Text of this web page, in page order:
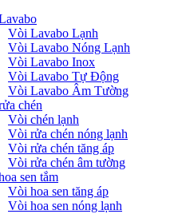
Vòi Lavabo Lạnh
Vòi Lavabo Nóng Lạnh
Vòi Lavabo Inox
Vòi Lavabo Tự Động
Vòi Lavabo Âm Tường
chén
Vòi chén lạnh
Vòi rửa chén nóng lạnh
Vòi rửa chén tăng áp
Vòi rửa chén âm tường
sen tắm
Vòi hoa sen tăng áp
Vòi hoa sen nóng lạnh